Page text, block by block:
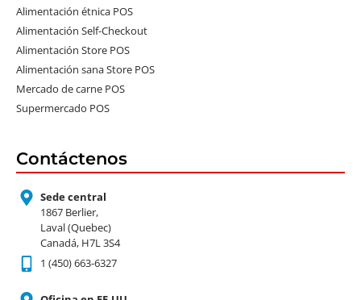
Alimentación étnica POS
Alimentación Self-Checkout
Alimentación Store POS
Alimentación sana Store POS
Mercado de carne POS
Supermercado POS
Contáctenos
Sede central
1867 Berlier,
Laval (Quebec)
Canadá, H7L 3S4
1 (450) 663-6327